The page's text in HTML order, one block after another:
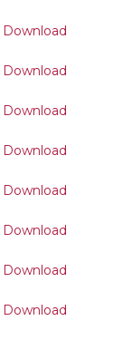
Download
Download
Download
Download
Download
Download
Download
Download